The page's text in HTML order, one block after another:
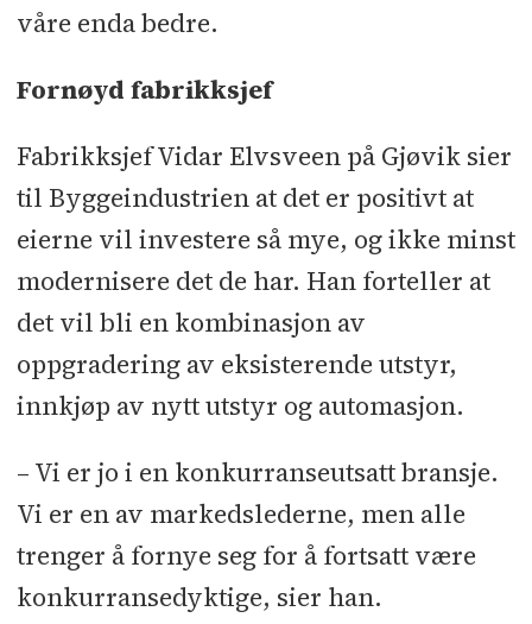
våre enda bedre.
Fornøyd fabrikksjef
Fabrikksjef Vidar Elvsveen på Gjøvik sier
til Byggeindustrien at det er positivt at
eierne vil investere så mye, og ikke minst
modernisere det de har. Han forteller at
det vil bli en kombinasjon av
oppgradering av eksisterende utstyr,
innkjøp av nytt utstyr og automasjon.
– Vi er jo i en konkurranseutsatt bransje.
Vi er en av markedslederne, men alle
trenger å fornye seg for å fortsatt være
konkurransedyktige, sier han.